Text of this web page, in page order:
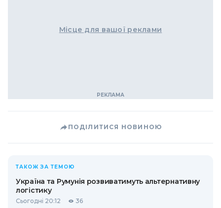
Місце для вашої реклами
ПОДІЛИТИСЯ НОВИНОЮ
ТАКОЖ ЗА ТЕМОЮ
Україна та Румунія розвиватимуть альтернативну
логістику
Сьогодні 20:12 36